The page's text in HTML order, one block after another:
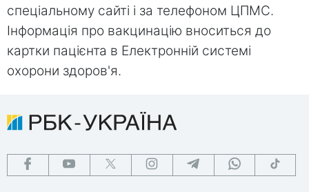
спеціальному сайті і за телефоном ЦПМС.
Інформація про вакцинацію вноситься до
картки пацієнта в Електронній системі
охорони здоров'я.